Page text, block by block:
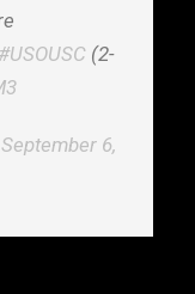
#USOUSC (2-
September 6,